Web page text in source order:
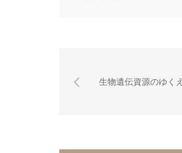
生物遺伝資源のゆくえ